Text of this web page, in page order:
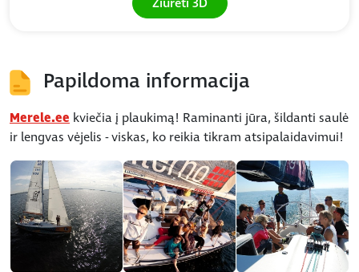
Papildoma informacija
Merele.ee kviečia į plaukimą! Raminanti jūra, šildanti saulė
ir lengvas vėjelis - viskas, ko reikia tikram atsipalaidavimui!